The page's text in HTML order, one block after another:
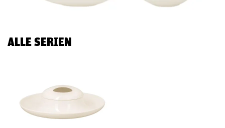
ALLE SERIEN